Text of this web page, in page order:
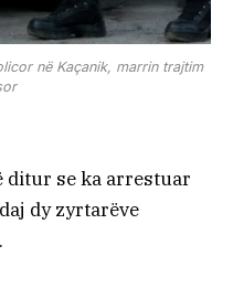
në Kaçanik, marrin trajtim
ditur se ka arrestuar
dy zyrtarëve